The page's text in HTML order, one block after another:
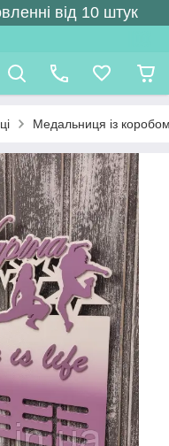
від 10 штук
Медальниця із